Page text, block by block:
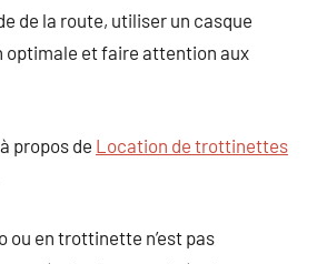
de la route, utiliser un casque
optimale et faire attention aux
propos de Location de trottinettes
ou en trottinette n’est pas